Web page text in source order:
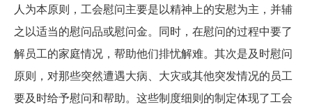
人为本原则，工会慰问主要是以精神上的安慰为主，并辅
之以适当的慰问品或慰问金。同时，在慰问的过程中要了
解员工的家庭情况，帮助他们排忧解难。其次是及时慰问
原则，对那些突然遭遇大病、大灾或其他突发情况的员工
要及时给予慰问和帮助。这些制度细则的制定体现了工会